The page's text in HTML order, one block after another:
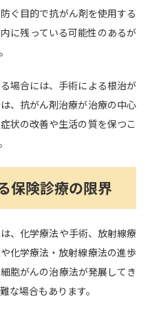
ぐ目的で抗がん剤を使用する
に残っている可能性のあるが
場合には、手術による根治が
、抗がん剤治療が治療の中心
状の改善や生活の質を保つこ
保険診療の限界
、化学療法や手術、放射線療
化学療法・放射線療法の進歩
胞がんの治療法が発展してき
な場合もあります。